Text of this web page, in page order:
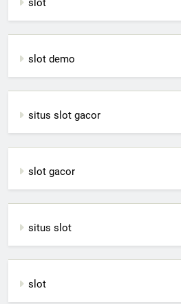
slot
slot demo
situs slot gacor
slot gacor
situs slot
slot